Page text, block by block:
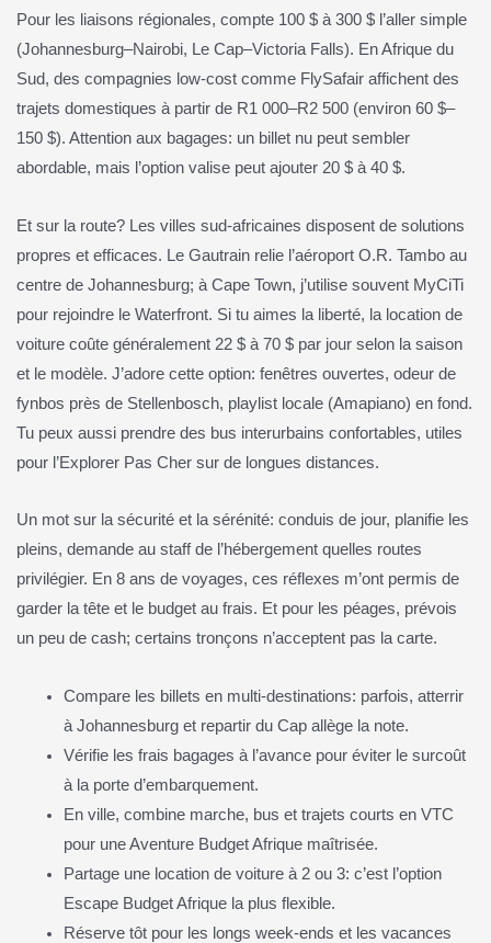
Pour les liaisons régionales, compte 100 $ à 300 $ l’aller simple
(Johannesburg–Nairobi, Le Cap–Victoria Falls). En Afrique du
Sud, des compagnies low-cost comme FlySafair affichent des
trajets domestiques à partir de R1 000–R2 500 (environ 60 $–
150 $). Attention aux bagages: un billet nu peut sembler
abordable, mais l’option valise peut ajouter 20 $ à 40 $.
Et sur la route? Les villes sud-africaines disposent de solutions
propres et efficaces. Le Gautrain relie l’aéroport O.R. Tambo au
centre de Johannesburg; à Cape Town, j’utilise souvent MyCiTi
pour rejoindre le Waterfront. Si tu aimes la liberté, la location de
voiture coûte généralement 22 $ à 70 $ par jour selon la saison
et le modèle. J’adore cette option: fenêtres ouvertes, odeur de
fynbos près de Stellenbosch, playlist locale (Amapiano) en fond.
Tu peux aussi prendre des bus interurbains confortables, utiles
pour l’Explorer Pas Cher sur de longues distances.
Un mot sur la sécurité et la sérénité: conduis de jour, planifie les
pleins, demande au staff de l’hébergement quelles routes
privilégier. En 8 ans de voyages, ces réflexes m’ont permis de
garder la tête et le budget au frais. Et pour les péages, prévois
un peu de cash; certains tronçons n’acceptent pas la carte.
Compare les billets en multi-destinations: parfois, atterrir
à Johannesburg et repartir du Cap allège la note.
Vérifie les frais bagages à l’avance pour éviter le surcoût
à la porte d’embarquement.
En ville, combine marche, bus et trajets courts en VTC
pour une Aventure Budget Afrique maîtrisée.
Partage une location de voiture à 2 ou 3: c’est l’option
Escape Budget Afrique la plus flexible.
Réserve tôt pour les longs week-ends et les vacances